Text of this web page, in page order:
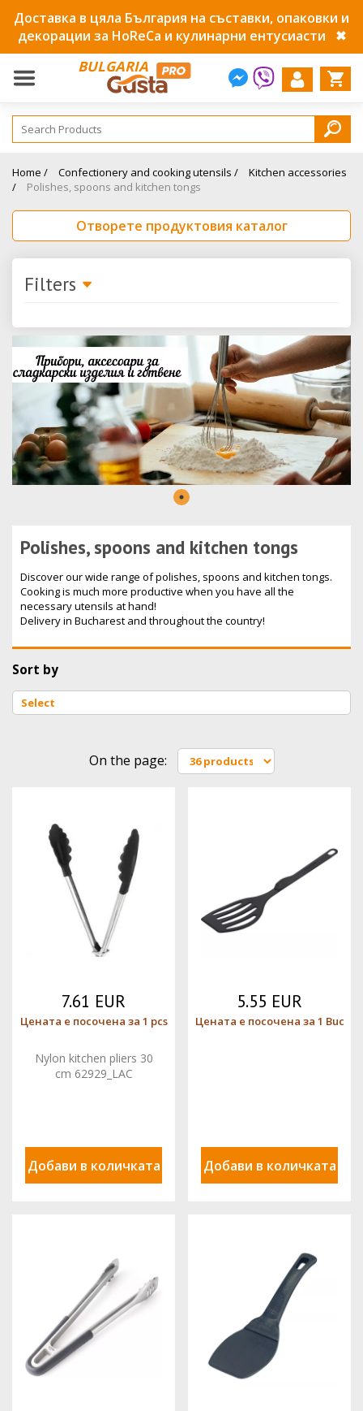
Доставка в цяла България на съставки, опаковки и
декорации за HoReCa и кулинарни ентусиасти
✖
BULGARIA
Home / Confectionery and cooking utensils /
Kitchen accessories
/
Polishes, spoons and kitchen tongs
Отворете продуктовия каталог
Filters
Polishes, spoons and kitchen tongs
Discover our wide range of polishes, spoons and kitchen tongs.
Cooking is much more productive when you have all the
necessary utensils at hand!
Delivery in Bucharest and throughout the country!
Sort by
On the page:
7.61 EUR
Цената е посочена за 1 pcs
Nylon kitchen pliers 30
cm 62929_LAC
Добави в количката
5.55 EUR
Цената е посочена за 1 Buc
Добави в количката